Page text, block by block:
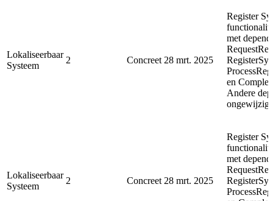
Lokaliseerbaar
Systeem
2 Concreet 28 mrt. 2025
Register
met
en
Andere
Lokaliseerbaar
Systeem
2 Concreet 28 mrt. 2025
Register
met